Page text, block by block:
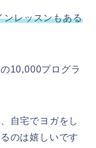
レッスンもある
10,000プログラ
自宅でヨガをし
のは嬉しいです